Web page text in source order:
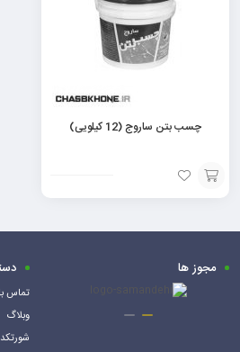
چسب بتن ساروج (12 کیلویی)
افزودن
به
مجوز ها
تماس
وبلاگ
شورتکد